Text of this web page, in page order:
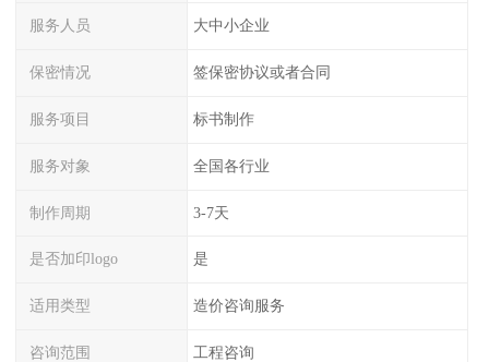
服务人员 大中小企业
保密情况 签保密协议或者合同
服务项目 标书制作
服务对象 全国各行业
制作周期 3-7天
是否加印logo 是
适用类型 造价咨询服务
咨询范围 工程咨询